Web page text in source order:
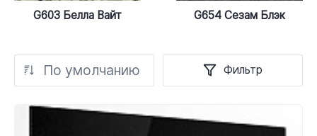
G603 Белла Вайт G654 Сезам Блэк
По умолчанию Фильтр